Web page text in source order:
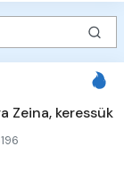
Zeina, keressük